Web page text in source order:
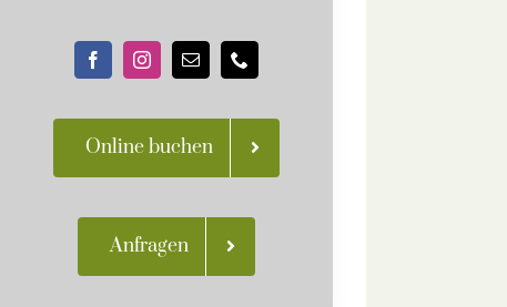
Online buchen
Anfragen